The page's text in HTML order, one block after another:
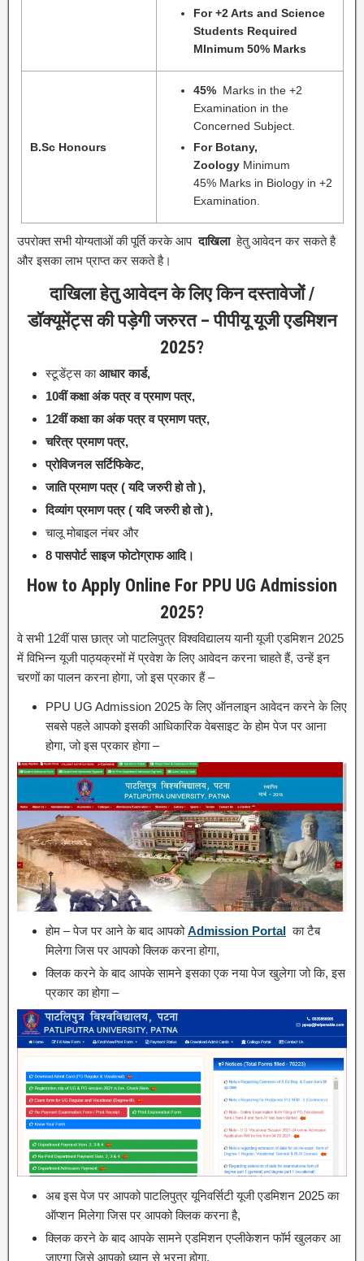
For +2 Arts and Science
Students Required
MInimum 50% Marks
B.Sc Honours
45% Marks in the +2
Examination in the
Concerned Subject.
For Botany,
Zoology Minimum
45% Marks in Biology in +2
Examination.
उपरोक्त सभी योग्यताओं की पूर्ति करके आप दाखिला हेतु आवेदन कर सकते है
और इसका लाभ प्राप्त कर सकते है।
दाखिला हेतु आवेदन के लिए किन दस्तावेजोें /
डॉक्यूमेंट्स की पड़ेगी जरुरत – पीपीयू यूजी एडमिशन
2025?
स्टूडेंट्स काआधार कार्ड,
10वीं कक्षा अंक पत्र व प्रमाण पत्र,
12वीं कक्षा का अंक पत्र व प्रमाण पत्र,
चरित्र प्रमाण पत्र,
प्रोविजनल सर्टिफिकेट,
जाति प्रमाण पत्र ( यदि जरुरी हो तो ),
दिव्यांग प्रमाण पत्र ( यदि जरुरी हो तो ),
चालू मोबाइल नंबर और
8 पासपोर्ट साइज फोटोग्राफ आदि।
How to Apply Online For PPU UG Admission
2025?
वे सभी 12वीं पास छात्र जो पाटलिपुत्र विश्वविद्यालय यानी यूजी एडमिशन 2025
में विभिन्न यूजी पाठ्यक्रमों में प्रवेश के लिए आवेदन करना चाहते हैं, उन्हें इन
चरणों का पालन करना होगा, जो इस प्रकार हैं –
PPU UG Admission 2025 के लिए ऑनलाइन आवेदन करने के लिए
सबसे पहले आपको इसकी आधिकारिक वेबसाइट के होम पेज पर आना
होगा, जो इस प्रकार होगा –
होम – पेज पर आने के बाद आपकोAdmission Portal का टैब
मिलेगा जिस पर आपको क्लिक करना होगा,
क्लिक करने के बाद आपके सामने इसका एक नया पेज खुलेगा जो कि, इस
प्रकार का होगा –
अब इस पेज पर आपको पाटलिपुत्र यूनिवर्सिटी यूजी एडमिशन 2025 का
ऑप्शन मिलेगा जिस पर आपको क्लिक करना है,
क्लिक करने के बाद आपके सामने एडमिशन एप्लीकेशन फॉर्म खुलकर आ
जाएगा जिसे आपको ध्यान से भरना होगा,